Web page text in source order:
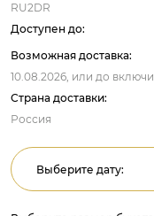
RU2DR
Доступен до:
Возможная доставка:
10.08.2026, или до
Страна доставки:
Россия
Выберите дату: